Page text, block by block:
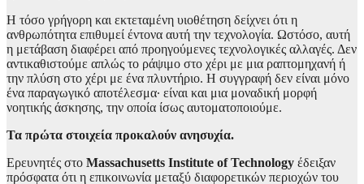
Η τόσο γρήγορη και εκτεταμένη υιοθέτηση δείχνει ότι η
ανθρωπότητα επιθυμεί έντονα αυτή την τεχνολογία. Ωστόσο, αυτή
η μετάβαση διαφέρει από προηγούμενες τεχνολογικές αλλαγές. Δεν
αντικαθιστούμε απλώς το ράψιμο στο χέρι με μια ραπτομηχανή ή
την πλύση στο χέρι με ένα πλυντήριο. Η συγγραφή δεν είναι μόνο
ένα παραγωγικό αποτέλεσμα· είναι και μια μοναδική μορφή
νοητικής άσκησης, την οποία ίσως αυτοματοποιούμε.
Τα πρώτα στοιχεία προκαλούν ανησυχία.
Ερευνητές στο Massachusetts Institute of Technology έδειξαν
πρόσφατα ότι η επικοινωνία μεταξύ διαφορετικών περιοχών του